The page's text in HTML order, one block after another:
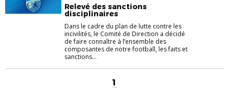
Relevé des sanctions
disciplinaires
Dans le cadre du plan de lutte contre les
incivilités, le Comité de Direction a décidé
de faire connaître à l’ensemble des
composantes de notre football, les faits et
sanctions...
1